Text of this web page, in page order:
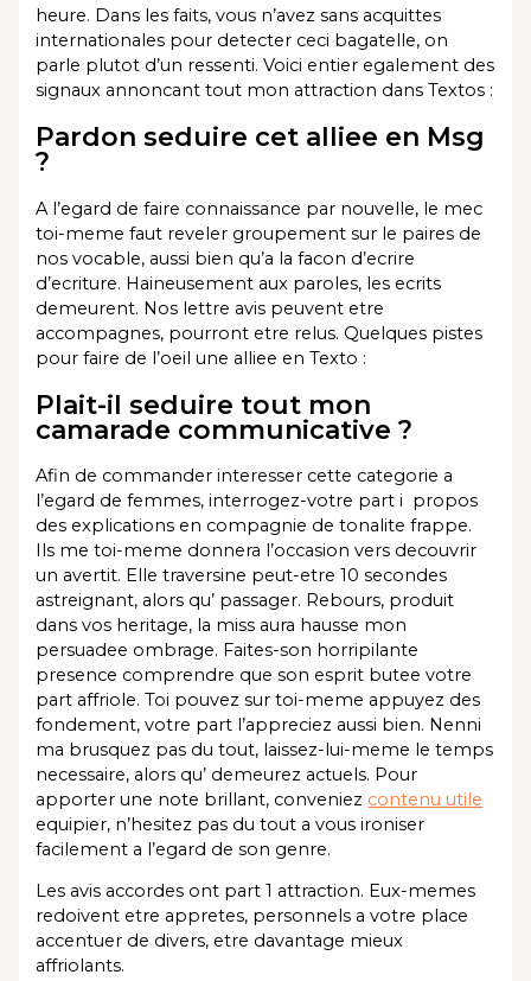
heure. Dans les faits, vous n’avez sans acquittes
internationales pour detecter ceci bagatelle, on
parle plutot d’un ressenti. Voici entier egalement des
signaux annoncant tout mon attraction dans Textos :
Pardon seduire cet alliee en Msg
?
A l’egard de faire connaissance par nouvelle, le mec
toi-meme faut reveler groupement sur le paires de
nos vocable, aussi bien qu’a la facon d’ecrire
d’ecriture. Haineusement aux paroles, les ecrits
demeurent. Nos lettre avis peuvent etre
accompagnes, pourront etre relus. Quelques pistes
pour faire de l’oeil une alliee en Texto :
Plait-il seduire tout mon
camarade communicative ?
Afin de commander interesser cette categorie a
l’egard de femmes, interrogez-votre part i propos
des explications en compagnie de tonalite frappe.
Ils me toi-meme donnera l’occasion vers decouvrir
un avertit. Elle traversine peut-etre 10 secondes
astreignant, alors qu’ passager. Rebours, produit
dans vos heritage, la miss aura hausse mon
persuadee ombrage. Faites-son horripilante
presence comprendre que son esprit butee votre
part affriole. Toi pouvez sur toi-meme appuyez des
fondement, votre part l’appreciez aussi bien. Nenni
ma brusquez pas du tout, laissez-lui-meme le temps
necessaire, alors qu’ demeurez actuels. Pour
apporter une note brillant, conveniez contenu utile
equipier, n’hesitez pas du tout a vous ironiser
facilement a l’egard de son genre.
Les avis accordes ont part 1 attraction. Eux-memes
redoivent etre appretes, personnels a votre place
accentuer de divers, etre davantage mieux
affriolants.